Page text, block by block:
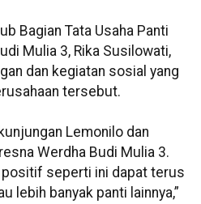
Bagian Tata Usaha Panti
Mulia 3, Rika Susilowati,
dan kegiatan sosial yang
tersebut.
Lemonilo dan
Werdha Budi Mulia 3.
positif seperti ini dapat terus
lebih banyak panti lainnya,”